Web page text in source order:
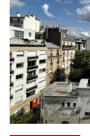
Budget
Pièces
1 2 3
Localisation
Surface